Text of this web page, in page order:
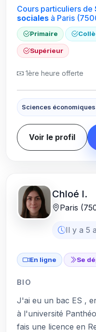
Cours particuliers de
socialesà Paris
Primaire
Supérieur
1ère heure offerte
Sciences
Voir le profil
Chloé I.
Paris
Il y a 5
En ligne Se
BIO
J'ai eu un bac ES ,
à l'université
fais une licence en